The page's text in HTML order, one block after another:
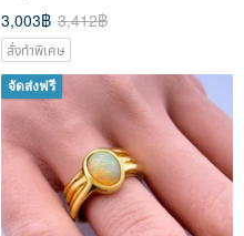
3,003฿ 3,412฿
สั่งทำพิเศษ
จัดส่งฟรี